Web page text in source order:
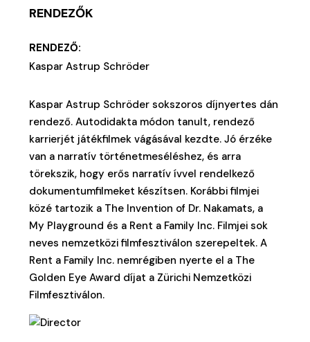
RENDEZŐK
RENDEZŐ:
Kaspar Astrup Schröder
Kaspar Astrup Schröder sokszoros díjnyertes dán
rendező. Autodidakta módon tanult, rendező
karrierjét játékfilmek vágásával kezdte. Jó érzéke
van a narratív történetmeséléshez, és arra
törekszik, hogy erős narratív ívvel rendelkező
dokumentumfilmeket készítsen. Korábbi filmjei
közé tartozik a The Invention of Dr. Nakamats, a
My Playground és a Rent a Family Inc. Filmjei sok
neves nemzetközi filmfesztiválon szerepeltek. A
Rent a Family Inc. nemrégiben nyerte el a The
Golden Eye Award díjat a Zürichi Nemzetközi
Filmfesztiválon.